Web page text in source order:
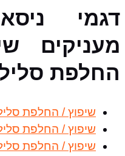
דגמי
מעניקים
החלפת סליל
שיפוץ / החלפת
שיפוץ / החלפת סליל
שיפוץ / החלפת סליל